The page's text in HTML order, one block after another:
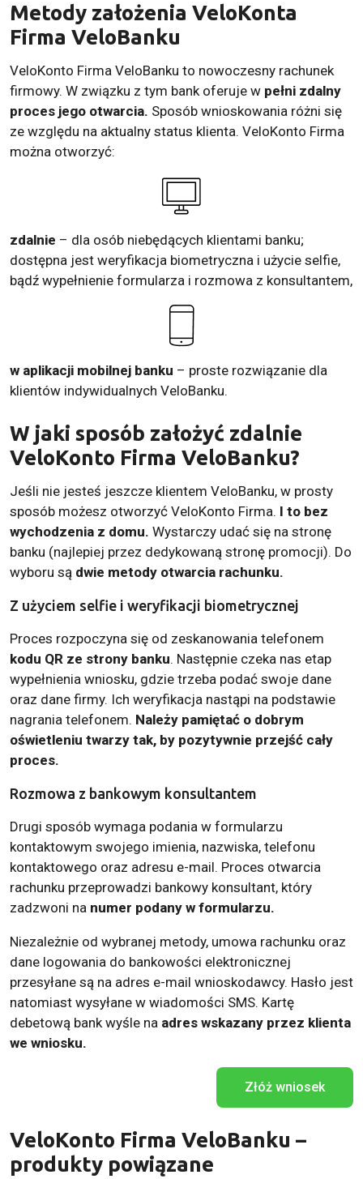
Metody założenia VeloKonta
Firma VeloBanku
VeloKonto Firma VeloBanku to nowoczesny rachunek
firmowy. W związku z tym bank oferuje w pełni zdalny
proces jego otwarcia. Sposób wnioskowania różni się
ze względu na aktualny status klienta. VeloKonto Firma
można otworzyć:
zdalnie – dla osób niebędących klientami banku;
dostępna jest weryfikacja biometryczna i użycie selfie,
bądź wypełnienie formularza i rozmowa z konsultantem,
w aplikacji mobilnej banku – proste rozwiązanie dla
klientów indywidualnych VeloBanku.
W jaki sposób założyć zdalnie
VeloKonto Firma VeloBanku?
Jeśli nie jesteś jeszcze klientem VeloBanku, w prosty
sposób możesz otworzyć VeloKonto Firma. I to bez
wychodzenia z domu. Wystarczy udać się na stronę
banku (najlepiej przez dedykowaną stronę promocji). Do
wyboru są dwie metody otwarcia rachunku.
Z użyciem selfie i weryfikacji biometrycznej
Proces rozpoczyna się od zeskanowania telefonem
kodu QR ze strony banku. Następnie czeka nas etap
wypełnienia wniosku, gdzie trzeba podać swoje dane
oraz dane firmy. Ich weryfikacja nastąpi na podstawie
nagrania telefonem. Należy pamiętać o dobrym
oświetleniu twarzy tak, by pozytywnie przejść cały
proces.
Rozmowa z bankowym konsultantem
Drugi sposób wymaga podania w formularzu
kontaktowym swojego imienia, nazwiska, telefonu
kontaktowego oraz adresu e-mail. Proces otwarcia
rachunku przeprowadzi bankowy konsultant, który
zadzwoni na numer podany w formularzu.
Niezależnie od wybranej metody, umowa rachunku oraz
dane logowania do bankowości elektronicznej
przesyłane są na adres e-mail wnioskodawcy. Hasło jest
natomiast wysyłane w wiadomości SMS. Kartę
debetową bank wyśle na adres wskazany przez klienta
we wniosku.
Złóż wniosek
VeloKonto Firma VeloBanku –
produkty powiązane